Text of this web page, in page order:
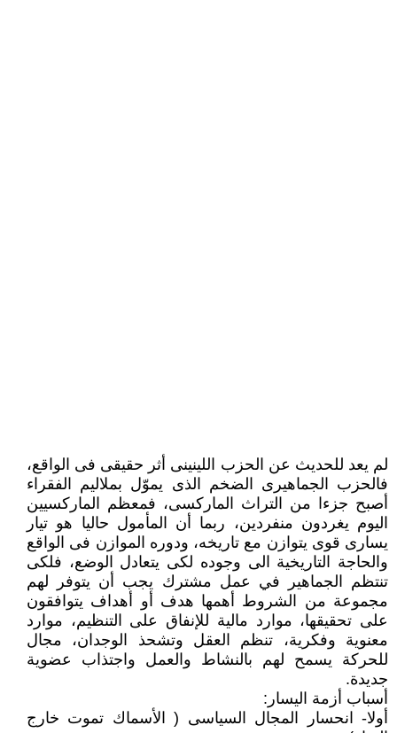
لم يعد للحديث عن الحزب اللينينى أثر حقيقى فى الواقع،
فالحزب الجماهيرى الضخم الذى يموّل بملاليم الفقراء
أصبح جزءا من التراث الماركسى، فمعظم الماركسيين
اليوم يغردون منفردين، ربما أن المأمول حاليا هو تيار
يسارى قوى يتوازن مع تاريخه، ودوره الموازن فى الواقع
والحاجة التاريخية الى وجوده لكى يتعادل الوضع، فلكى
تنتظم الجماهير في عمل مشترك يجب أن يتوفر لهم
مجموعة من الشروط أهمها هدف أو أهداف يتوافقون
على تحقيقها، موارد مالية للإنفاق على التنظيم، موارد
معنوية وفكرية، تنظم العقل وتشحذ الوجدان، مجال
للحركة يسمح لهم بالنشاط والعمل واجتذاب عضوية
جديدة.
أسباب أزمة اليسار:
أولا- انحسار المجال السياسى ( الأسماك تموت خارج